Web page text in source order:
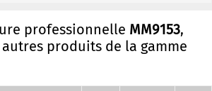
professionnelle MM9153,
produits de la gamme